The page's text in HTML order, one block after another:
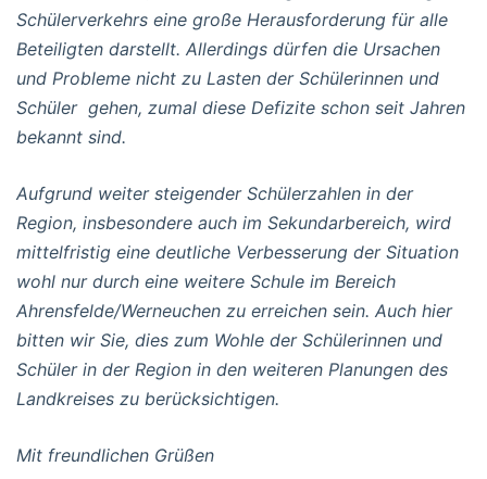
Schülerverkehrs eine große Herausforderung für alle
Beteiligten darstellt. Allerdings dürfen die Ursachen
und Probleme nicht zu Lasten der Schülerinnen und
Schüler gehen, zumal diese Defizite schon seit Jahren
bekannt sind.
Aufgrund weiter steigender Schülerzahlen in der
Region, insbesondere auch im Sekundarbereich, wird
mittelfristig eine deutliche Verbesserung der Situation
wohl nur durch eine weitere Schule im Bereich
Ahrensfelde/Werneuchen zu erreichen sein. Auch hier
bitten wir Sie, dies zum Wohle der Schülerinnen und
Schüler in der Region in den weiteren Planungen des
Landkreises zu berücksichtigen.
Mit freundlichen Grüßen